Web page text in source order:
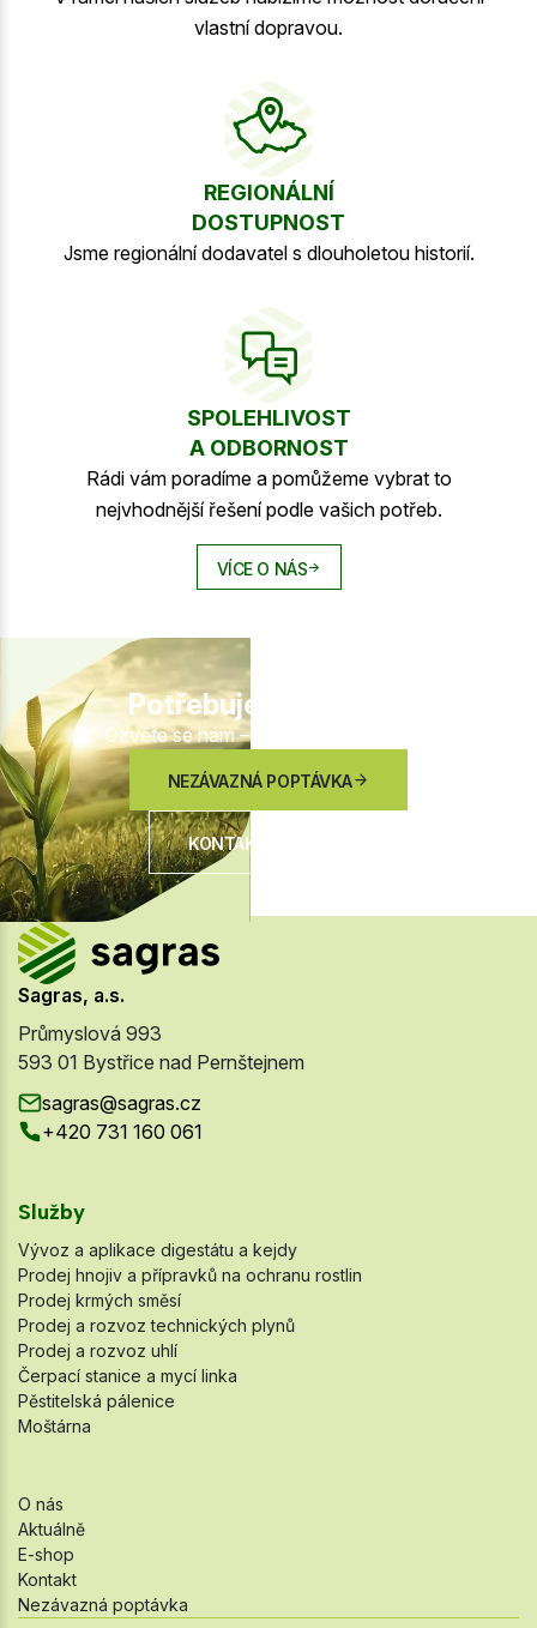
vlastní dopravou.
REGIONÁLNÍ
DOSTUPNOST
Jsme regionální dodavatel s dlouholetou historií.
SPOLEHLIVOST
A ODBORNOST
Rádi vám poradíme a pomůžeme vybrat to
nejvhodnější řešení podle vašich potřeb.
VÍCE O NÁS
Potřebujete poradit?
Ozvěte se nám – rádi vám pomůžeme.
NEZÁVAZNÁ POPTÁVKA
KONTAKTUJTE NÁS
Sagras, a.s.
Průmyslová 993
593 01 Bystřice nad Pernštejnem
sagras@sagras.cz
+420 731 160 061
Služby
Vývoz a aplikace digestátu a kejdy
Prodej hnojiv a přípravků na ochranu rostlin
Prodej krmých směsí
Prodej a rozvoz technických plynů
Prodej a rozvoz uhlí
Čerpací stanice a mycí linka
Pěstitelská pálenice
Moštárna
O nás
Aktuálně
E-shop
Kontakt
Nezávazná poptávka